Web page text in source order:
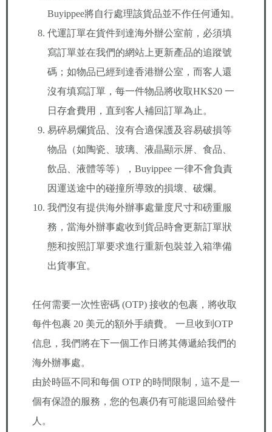
Buyippee將自行處理該貨品並不作任何通知。
代運訂單在貨件到達海外辦公室前，必須填
寫訂單並在我們的網站上更新產品的追蹤號
碼；如物品已經到達香港辦公室，而客人還
沒有填寫訂單，每一件物品將收取HK$20 一
日存倉費用，直到客人補回訂單為止。
易碎易爛貨品、沒有合適保護及容易破損等
物品（如陶瓷、玻璃、液晶顯示屏、食品、
飲品、液體等等），Buyippee 一律不會負責
因運送途中的碰撞所導致的損壞、破爛。
我們沒有提供海外辦事處量度尺寸和磅重服
務，當海外辦事處收到貨品時會更新訂單狀
態和按照訂單要求進行重新包裝並入箱準備
出貨事宜。
任何需要一次性密碼 (OTP) 接收的包裹，將收取
每件包裹 20 美元的額外手續費。 一旦收到OTP
信息，我們將在下一個工作日將其傳遞給我們的
海外辦事處。
由於時區不同和每個 OTP 的時間限制，這不是一
個有保證的服務，您的包裹仍有可能退回給發件
人。